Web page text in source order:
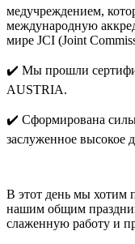
медучреждением,
международную
мире JCI (Joint
✔️ Мы прошли
AUSTRIA.
✔️ Сформирована
заслуженное высокое
В этот день мы хотим
нашим общим
слаженную работу и